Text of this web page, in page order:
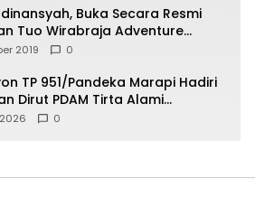
Buka Secara Resmi
Tuo Wirabraja Adventure
2019 0
TP 951/Pandeka Marapi Hadiri
Dirut PDAM Tirta Alami
Dukung Sinergi BUMD dan
0